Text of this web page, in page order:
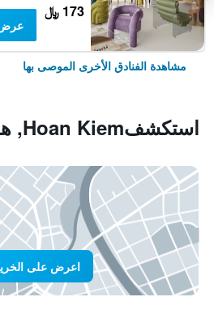
173 ﷼
عرض
مشاهدة الفنادق الأخرى الموصى بها
استكشفHoan Kiem, هانوي
اعرض على